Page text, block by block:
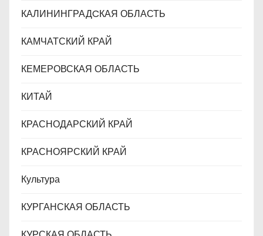
КАЛИНИНГРАДCКАЯ ОБЛАСТЬ
КАМЧАТСКИЙ КРАЙ
КЕМЕРОВСКАЯ ОБЛАСТЬ
КИТАЙ
КРАСНОДАРСКИЙ КРАЙ
КРАСНОЯРСКИЙ КРАЙ
Культура
КУРГАНСКАЯ ОБЛАСТЬ